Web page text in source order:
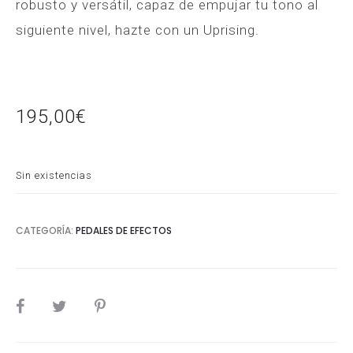
robusto y versátil, capaz de empujar tu tono al
siguiente nivel, hazte con un Uprising.
195,00€
Sin existencias
CATEGORÍA: PEDALES DE EFECTOS
SHARE